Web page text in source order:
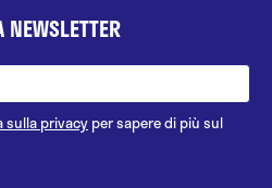
sulla privacyper sapere di più sul